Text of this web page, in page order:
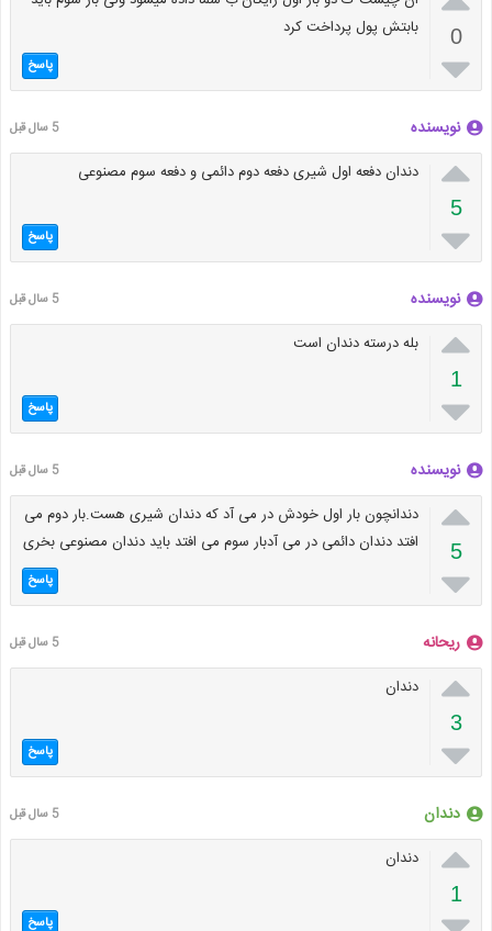
0

بابتش پول پرداخت کرد
پاسخ
نویسنده 5 سال قبل

5

دندان دفعه اول شیری دفعه دوم دائمی و دفعه سوم مصنوعی
پاسخ
نویسنده 5 سال قبل

1

بله درسته دندان است
پاسخ
نویسنده 5 سال قبل

5

دندانچون بار اول خودش در می آد که دندان شیری هست.بار دوم می
افتد دندان دائمی در می آدبار سوم می افتد باید دندان مصنوعی بخری
پاسخ
ریحانه 5 سال قبل

3

دندان
پاسخ
دندان 5 سال قبل

1
دندان
پاسخ